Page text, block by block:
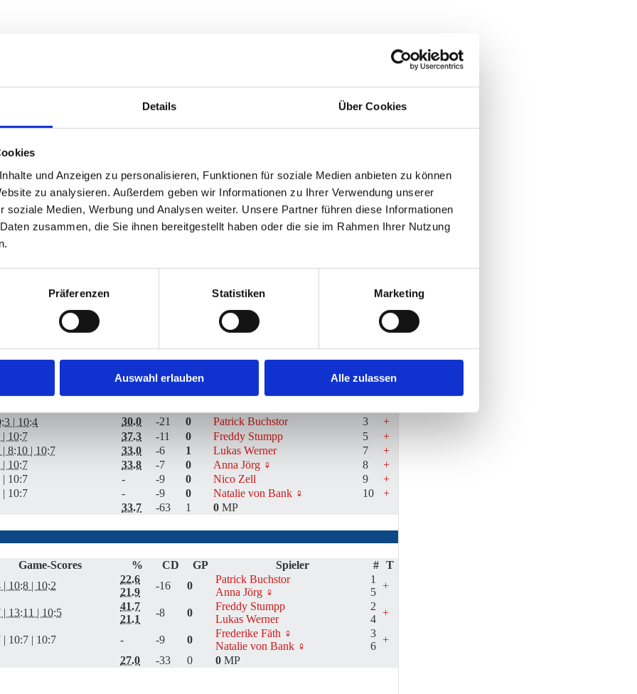
Details Über Cookies
und Anzeigen zu personalisieren, Funktionen für soziale Medien anbieten zu können
zu analysieren. Außerdem geben wir Informationen zu Ihrer Verwendung unserer
soziale Medien, Werbung und Analysen weiter. Unsere Partner führen diese Informationen
zusammen, die Sie ihnen bereitgestellt haben oder die sie im Rahmen Ihrer Nutzung
Präferenzen Statistiken Marketing
Auswahl erlauben Alle zulassen
Schwaben II
| 10:4 30.0 -21 0 Patrick Buchstor 3
+
| 10:7 37.3 -11 0 Freddy Stumpp 5
+
| 8:10 | 10:7 33.0 -6 1 Lukas Werner 7
+
| 10:7 33.8 -7 0 Anna Jörg ♀ 8
+
| 10:7 - -9 0 Nico Zell 9
+
| 10:7 - -9 0 Natalie von Bank ♀ 10
+
33.7 -63 1 0 MP
Game-Scores % CD GP Spieler #
T
| 10:8 | 10:2
22.6
21.9
-16 0
Patrick Buchstor
Anna Jörg ♀
1
5
+
| 13:11 | 10:5
41.7
21.1
-8 0
Freddy Stumpp
Lukas Werner
2
4
+
| 10:7 | 10:7 - -9 0
Frederike Fäth ♀
Natalie von Bank ♀
3
6
+
27.0 -33 0 0 MP